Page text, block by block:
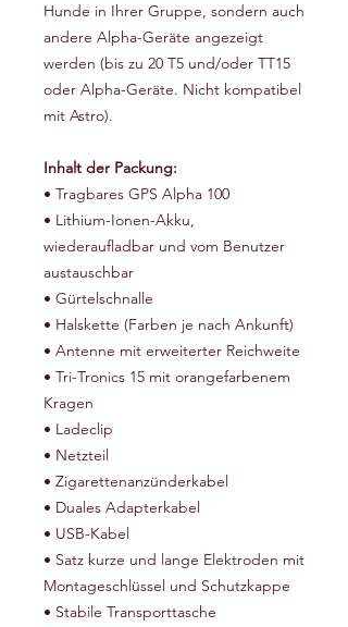
Hunde in Ihrer Gruppe, sondern auch
andere Alpha-Geräte angezeigt
werden (bis zu 20 T5 und/oder TT15
oder Alpha-Geräte. Nicht kompatibel
mit Astro).
Inhalt der Packung:
• Tragbares GPS Alpha 100
• Lithium-Ionen-Akku,
wiederaufladbar und vom Benutzer
austauschbar
• Gürtelschnalle
• Halskette (Farben je nach Ankunft)
• Antenne mit erweiterter Reichweite
• Tri-Tronics 15 mit orangefarbenem
Kragen
• Ladeclip
• Netzteil
• Zigarettenanzünderkabel
• Duales Adapterkabel
• USB-Kabel
• Satz kurze und lange Elektroden mit
Montageschlüssel und Schutzkappe
• Stabile Transporttasche